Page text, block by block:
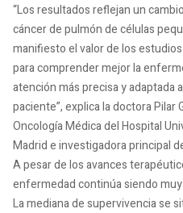
“Los resultados reflejan un
cáncer de pulmón de células
manifiesto el valor de los
para comprender mejor la
atención más precisa y adaptada
paciente”, explica la doctora Pilar
Oncología Médica del Hospital
Madrid e investigadora principal
A pesar de los avances
enfermedad continúa siendo
La mediana de supervivencia se